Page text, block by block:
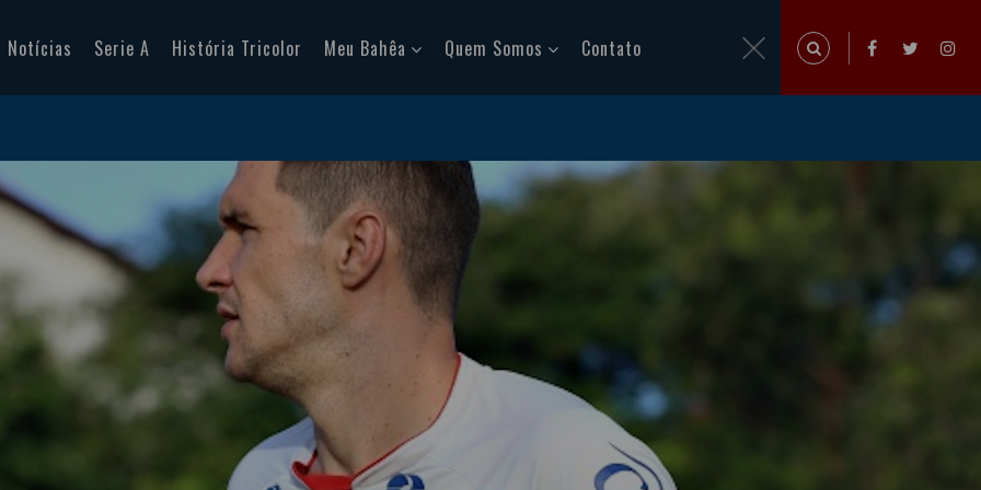
Notícias Serie A História Tricolor Meu Bahêa Quem Somos Contato